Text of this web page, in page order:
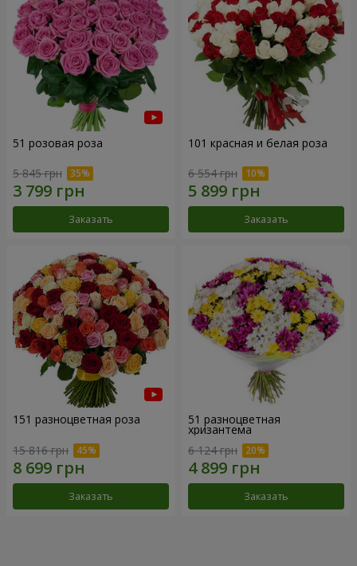
51 розовая роза
5 845 грн
Заказать
101 красная и белая роза
6 554 грн
Заказать
151 разноцветная роза
15 816 грн
Заказать
51 разноцветная
хризантема
6 124 грн
Заказать